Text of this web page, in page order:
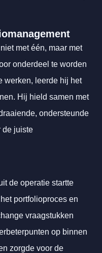
met één, maar met
onderdeel te worden
werken, leerde hij het
Hij hield samen met
ondersteunde
de juiste
de operatie startte
portfolioproces en
vraagstukken
op binnen
zorgde voor de